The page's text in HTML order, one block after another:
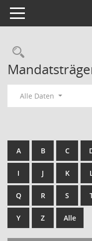
Toggle navigation
Alle Daten
A B C
I J K
Q R S
Y Z Alle